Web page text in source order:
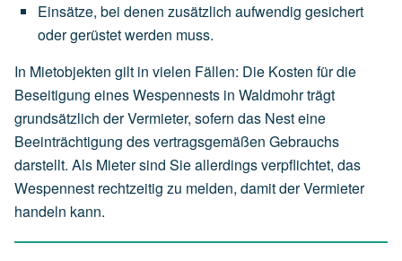
Einsätze, bei denen zusätzlich aufwendig gesichert
odergerüstetwerden muss.
In Mietobjekten gilt in vielen Fällen: Die Kosten für die
Beseitigung eines Wespennests in Waldmohr trägt
grundsätzlich derVermieter, sofern das Nest eine
Beeinträchtigung des vertragsgemäßen Gebrauchs
darstellt. Als Mieter sind Sie allerdings verpflichtet, das
Wespennest rechtzeitig zu melden, damit der Vermieter
handeln kann.